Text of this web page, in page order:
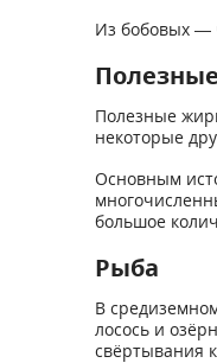
Из бобовых —
Полезные
некоторые
Основным
большое
Рыба
В
лосось и
свёртывания